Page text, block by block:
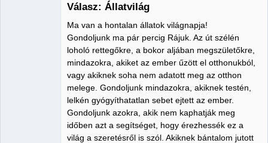
Válasz: Állatvilág
Ma van a hontalan állatok világnapja!
Gondoljunk ma pár percig Rájuk. Az út szélén
loholó rettegőkre, a bokor aljában megszületőkre,
mindazokra, akiket az ember űzött el otthonukból,
vagy akiknek soha nem adatott meg az otthon
melege. Gondoljunk mindazokra, akiknek testén,
lelkén gyógyíthatatlan sebet ejtett az ember.
Gondoljunk azokra, akik nem kaphatják meg
időben azt a segítséget, hogy érezhessék ez a
világ a szeretésről is szól. Akiknek bántalom jutott